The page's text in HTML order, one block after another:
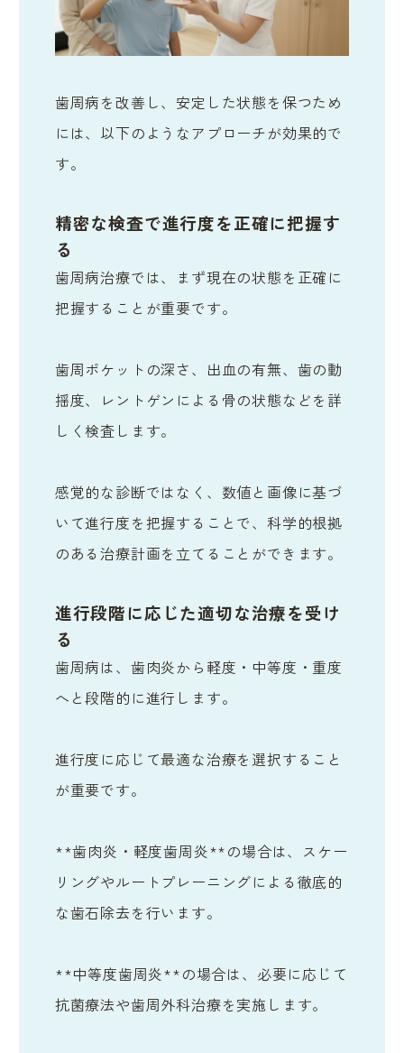
歯周病を改善し、安定した状態を保つため
には、以下のようなアプローチが効果的で
す。
精密な検査で進行度を正確に把握す
る
歯周病治療では、まず現在の状態を正確に
把握することが重要です。
歯周ポケットの深さ、出血の有無、歯の動
揺度、レントゲンによる骨の状態などを詳
しく検査します。
感覚的な診断ではなく、数値と画像に基づ
いて進行度を把握することで、科学的根拠
のある治療計画を立てることができます。
進行段階に応じた適切な治療を受け
る
歯周病は、歯肉炎から軽度・中等度・重度
へと段階的に進行します。
進行度に応じて最適な治療を選択すること
が重要です。
**歯肉炎・軽度歯周炎**の場合は、スケー
リングやルートプレーニングによる徹底的
な歯石除去を行います。
**中等度歯周炎**の場合は、必要に応じて
抗菌療法や歯周外科治療を実施します。